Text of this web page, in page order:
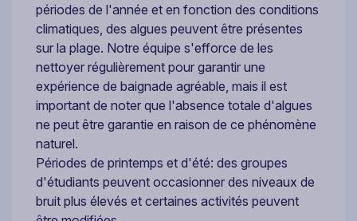
périodes de l'année et en fonction des conditions
climatiques, des algues peuvent être présentes
sur la plage. Notre équipe s'efforce de les
nettoyer régulièrement pour garantir une
expérience de baignade agréable, mais il est
important de noter que l'absence totale d'algues
ne peut être garantie en raison de ce phénomène
naturel.
Périodes de printemps et d'été: des groupes
d'étudiants peuvent occasionner des niveaux de
bruit plus élevés et certaines activités peuvent